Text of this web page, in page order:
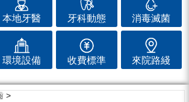
本地牙醫 牙科動態 消毒滅菌
環境設備 收費標準 來院路綫
>